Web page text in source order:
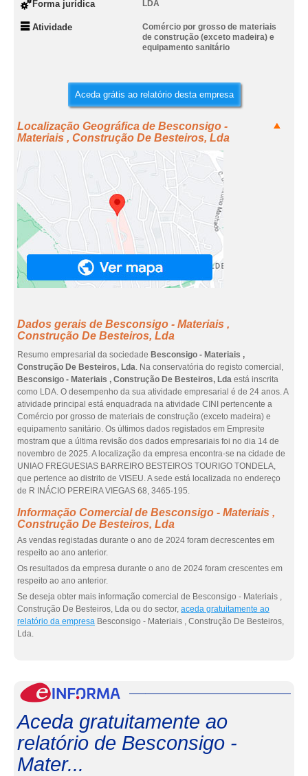
Forma jurídica LDA
Atividade
Comércio por grosso de materiais
de construção (exceto madeira) e
equipamento sanitário
Aceda grátis ao relatório desta empresa
Localização Geográfica de Besconsigo -
Materiais , Construção De Besteiros, Lda
Dados gerais de Besconsigo - Materiais ,
Construção De Besteiros, Lda
Resumo empresarial da sociedade Besconsigo - Materiais ,
Construção De Besteiros, Lda. Na conservatória do registo comercial,
Besconsigo - Materiais , Construção De Besteiros, Lda está inscrita
como LDA. O desempenho da sua atividade empresarial é de 24 anos. A
atividade principal está enquadrada na atividade CINI pertencente a
Comércio por grosso de materiais de construção (exceto madeira) e
equipamento sanitário. Os últimos dados registados em Empresite
mostram que a última revisão dos dados empresariais foi no dia 14 de
novembro de 2025. A localização da empresa encontra-se na cidade de
UNIAO FREGUESIAS BARREIRO BESTEIROS TOURIGO TONDELA,
que pertence ao distrito de VISEU. A sede está localizada no endereço
de R INÁCIO PEREIRA VIEGAS 68, 3465-195.
Informação Comercial de Besconsigo - Materiais ,
Construção De Besteiros, Lda
As vendas registadas durante o ano de 2024 foram decrescentes em
respeito ao ano anterior.
Os resultados da empresa durante o ano de 2024 foram crescentes em
respeito ao ano anterior.
Se deseja obter mais informação comercial de Besconsigo - Materiais ,
Construção De Besteiros, Lda ou do sector, aceda gratuitamente ao
relatório da empresa Besconsigo - Materiais , Construção De Besteiros,
Lda.
Aceda gratuitamente ao
relatório de Besconsigo -
Mater...